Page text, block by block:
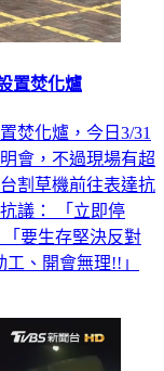
置焚化爐
焚化爐，今日3/31
會，不過現場有超
割草機前往表達抗
議： 「立即停
要生存堅決反對
、開會無理!!」